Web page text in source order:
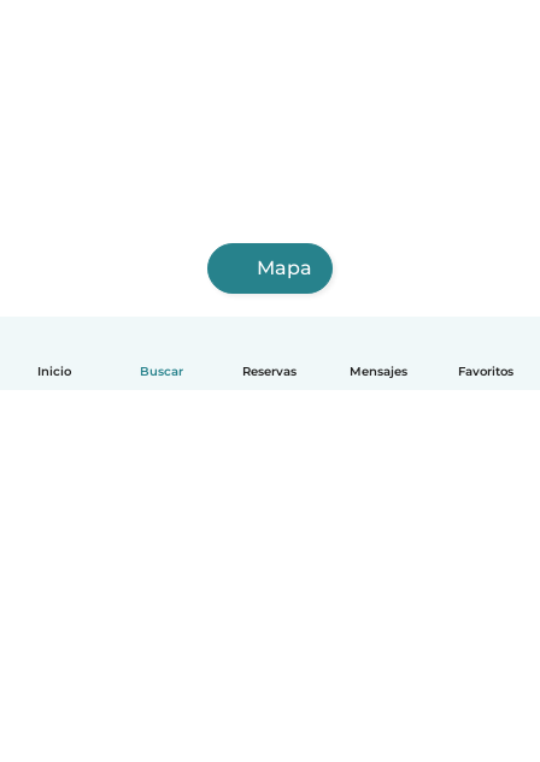
Inicio Buscar Reservas Mensajes Favoritos
Mapa